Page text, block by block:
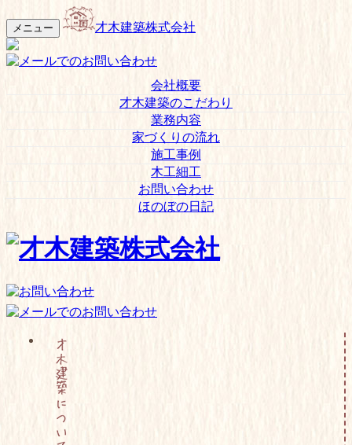
メニュー 才木建築株式会社
会社概要
才木建築のこだわり
業務内容
家づくりの流れ
施工事例
木工細工
お問い合わせ
ほのぼの日記